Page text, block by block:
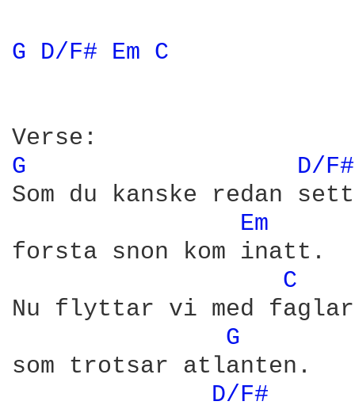
G D/F# Em C
G
D/
Som du kanske redan
Em
forsta snon kom inatt.
C
Nu flyttar vi med
G
som trotsar atlanten.
D/F#